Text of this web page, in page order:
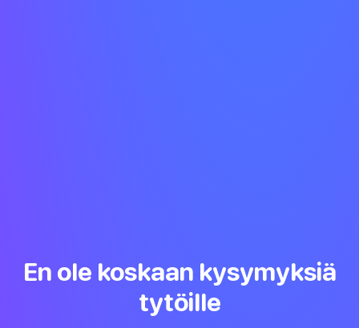
En ole koskaan kysymyksiä
tytöille